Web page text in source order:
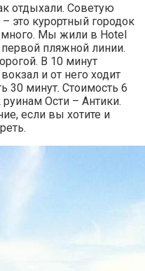
отдыхали. Советую
это курортный городок
много. Мы жили в Hotel
пляжной линии.
В 10 минут
и от него ходит
30 минут. Стоимость 6
Ости – Антики.
если вы хотите и